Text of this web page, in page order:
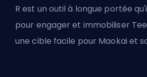
R est un outil à longue portée
pour engager et immobiliser
une cible facile pour Maokai et